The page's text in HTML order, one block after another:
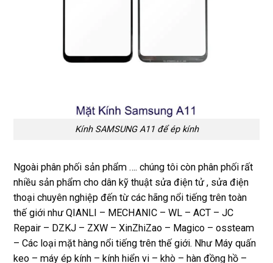
Kính SAMSUNG A11 để ép kính
Ngoài phân phối sản phẩm …. chúng tôi còn phân phối rất
nhiều sản phẩm cho dân kỹ thuật sửa điện tử , sửa điện
thoại chuyên nghiệp đến từ các hãng nổi tiếng trên toàn
thế giới như QIANLI – MECHANIC – WL – ACT – JC
Repair – DZKJ – ZXW – XinZhiZao – Magico – ossteam
– Các loại mặt hàng nổi tiếng trên thế giới. Như Máy quấn
keo – máy ép kính – kính hiển vi – khò – hàn đồng hồ –